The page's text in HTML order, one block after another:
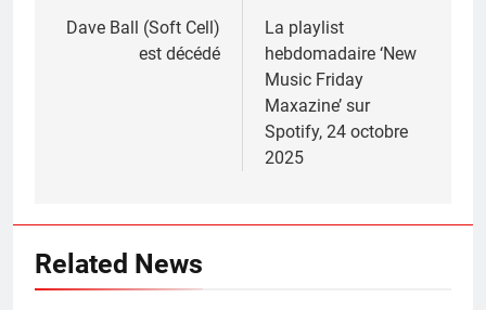
navigation
Dave Ball (Soft Cell)
est décédé
La playlist
hebdomadaire ‘New
Music Friday
Maxazine’ sur
Spotify, 24 octobre
2025
Related News